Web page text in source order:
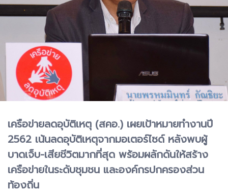
เครือข่ายลดอุบัติเหตุ (สคอ.) เผยเป้าหมายทำงานปี
2562 เน้นลดอุบัติเหตุจากมอเตอร์ไซด์ หลังพบผู้
บาดเจ็บ-เสียชีวิตมากที่สุด พร้อมผลักดันให้สร้าง
เครือข่ายในระดับชุมชน และองค์กรปกครองส่วน
ท้องถิ่น